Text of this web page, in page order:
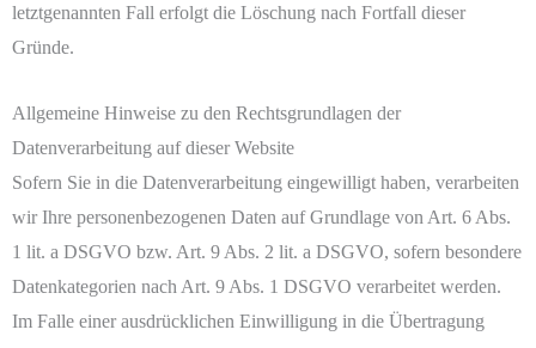
letztgenannten Fall erfolgt die Löschung nach Fortfall dieser
Gründe.
Allgemeine Hinweise zu den Rechtsgrundlagen der
Datenverarbeitung auf dieser Website
Sofern Sie in die Datenverarbeitung eingewilligt haben, verarbeiten
wir Ihre personenbezogenen Daten auf Grundlage von Art. 6 Abs.
1 lit. a DSGVO bzw. Art. 9 Abs. 2 lit. a DSGVO, sofern besondere
Datenkategorien nach Art. 9 Abs. 1 DSGVO verarbeitet werden.
Im Falle einer ausdrücklichen Einwilligung in die Übertragung